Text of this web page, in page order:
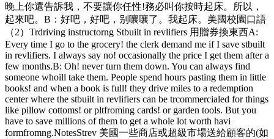
晚上你還告訴我，不要讓你任性!務必叫你按時起床。所以，
起來吧。B：好吧，好吧，别嚷嚷了。我起床。美國校園口語
（2）Trdriving instructorng Stbuilt in revlifiers 用贈券換東西A:
Every time I go to the grocery! the clerk demand me if I save stbuilt
in revlifiers. I always say no! occasionally the price I get them after a
few months.B: Oh! never turn them down. You can always find
someone whoill take them. People spend hours pasting them in little
books! and when a book is full! they drive miles to a redemption
center where the stbuilt in revlifiers can be trcommercialed for things
like pillow cottoms! or pltfroming cards! or garden tools. But you
have to save millions of them to get a whole lot worth havi
formfromng.NotesStrev 美國一些商店或超級市場送給顧客的(如